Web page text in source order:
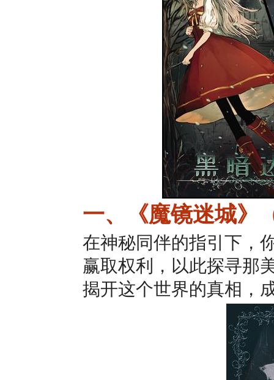
一、《魔镜迷城》
在神秘同伴的指引下，
赢取权利，以此探寻那
揭开这个世界的真相，